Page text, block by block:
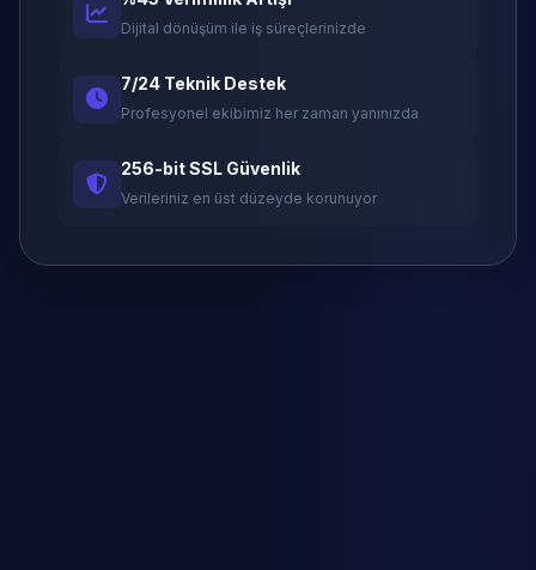
Dijital dönüşüm ile iş süreçlerinizde
7/24 Teknik Destek
Profesyonel ekibimiz her zaman yanınızda
256-bit SSL Güvenlik
Verileriniz en üst düzeyde korunuyor